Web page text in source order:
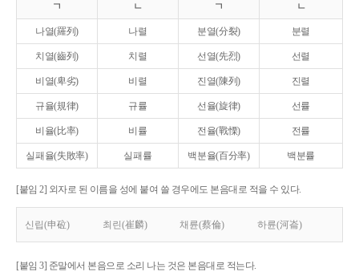
ㄱ ㄴ ㄱ ㄴ
나열(羅列) 나렬 분열(分裂) 분렬
치열(齒列) 치렬 선열(先烈) 선렬
비열(卑劣) 비렬 진열(陳列) 진렬
규율(規律) 규률 선율(旋律) 선률
비율(比率) 비률 전율(戰慄) 전률
실패율(失敗率) 실패률 백분율(百分率) 백분률
[붙임 2] 외자로 된 이름을 성에 붙여 쓸 경우에도 본음대로 적을 수 있다.
신립(申砬) 최린(崔麟) 채륜(蔡倫) 하륜(河崙)
[붙임 3] 준말에서 본음으로 소리 나는 것은 본음대로 적는다.